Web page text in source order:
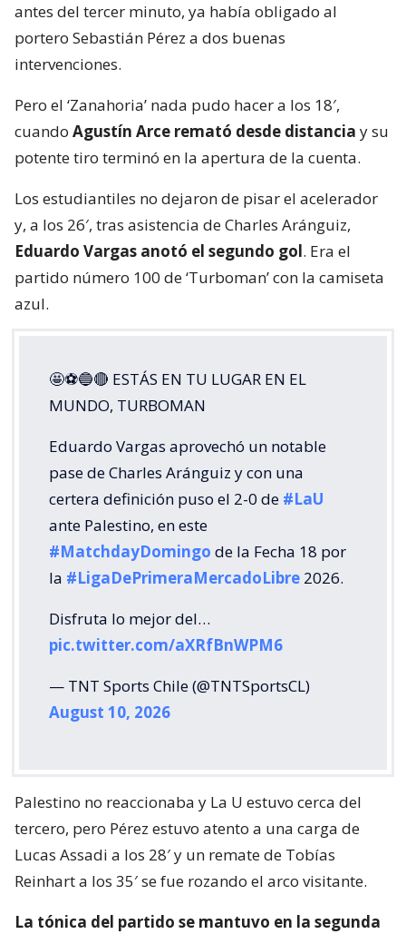
antes del tercer minuto, ya había obligado al
portero Sebastián Pérez a dos buenas
intervenciones.
Pero el ‘Zanahoria’ nada pudo hacer a los 18′,
cuando Agustín Arce remató desde distancia y su
potente tiro terminó en la apertura de la cuenta.
Los estudiantiles no dejaron de pisar el acelerador
y, a los 26′, tras asistencia de Charles Aránguiz,
Eduardo Vargas anotó el segundo gol. Era el
partido número 100 de ‘Turboman’ con la camiseta
azul.
🤩⚽🔵🔴 ESTÁS EN TU LUGAR EN EL
MUNDO, TURBOMAN
Eduardo Vargas aprovechó un notable
pase de Charles Aránguiz y con una
certera definición puso el 2-0 de #LaU
ante Palestino, en este
#MatchdayDomingo de la Fecha 18 por
la #LigaDePrimeraMercadoLibre 2026.
Disfruta lo mejor del…
pic.twitter.com/aXRfBnWPM6
— TNT Sports Chile (@TNTSportsCL)
August 10, 2026
Palestino no reaccionaba y La U estuvo cerca del
tercero, pero Pérez estuvo atento a una carga de
Lucas Assadi a los 28′ y un remate de Tobías
Reinhart a los 35′ se fue rozando el arco visitante.
La tónica del partido se mantuvo en la segunda